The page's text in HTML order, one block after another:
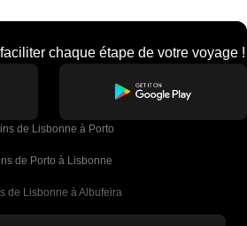
chaque étape de votre voyage !
de Lisbonne à Porto
de Porto à Lisbonne
de Lisbonne à Albufeira